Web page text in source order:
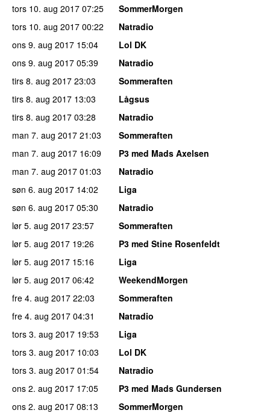
tors 10. aug 2017 07:25
SommerMorgen
tors 10. aug 2017 00:22
Natradio
ons 9. aug 2017 15:04
Lol DK
ons 9. aug 2017 05:39
Natradio
tirs 8. aug 2017 23:03
Sommeraften
tirs 8. aug 2017 13:03
Lågsus
tirs 8. aug 2017 03:28
Natradio
man 7. aug 2017 21:03
Sommeraften
man 7. aug 2017 16:09
P3 med Mads Axelsen
man 7. aug 2017 01:03
Natradio
søn 6. aug 2017 14:02
Liga
søn 6. aug 2017 05:30
Natradio
lør 5. aug 2017 23:57
Sommeraften
lør 5. aug 2017 19:26
P3 med Stine Rosenfeldt
lør 5. aug 2017 15:16
Liga
lør 5. aug 2017 06:42
WeekendMorgen
fre 4. aug 2017 22:03
Sommeraften
fre 4. aug 2017 04:31
Natradio
tors 3. aug 2017 19:53
Liga
tors 3. aug 2017 10:03
Lol DK
tors 3. aug 2017 01:54
Natradio
ons 2. aug 2017 17:05
P3 med Mads Gundersen
ons 2. aug 2017 08:13
SommerMorgen